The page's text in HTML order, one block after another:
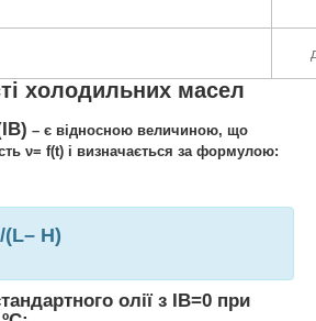
холодильних масел
– є відносною величиною, що
ν= f(t) і визначається за формулою:
(L– H)
олії з ІВ=0 при